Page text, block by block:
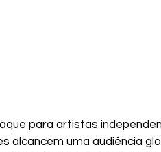
para artistas
alcancem uma audiência